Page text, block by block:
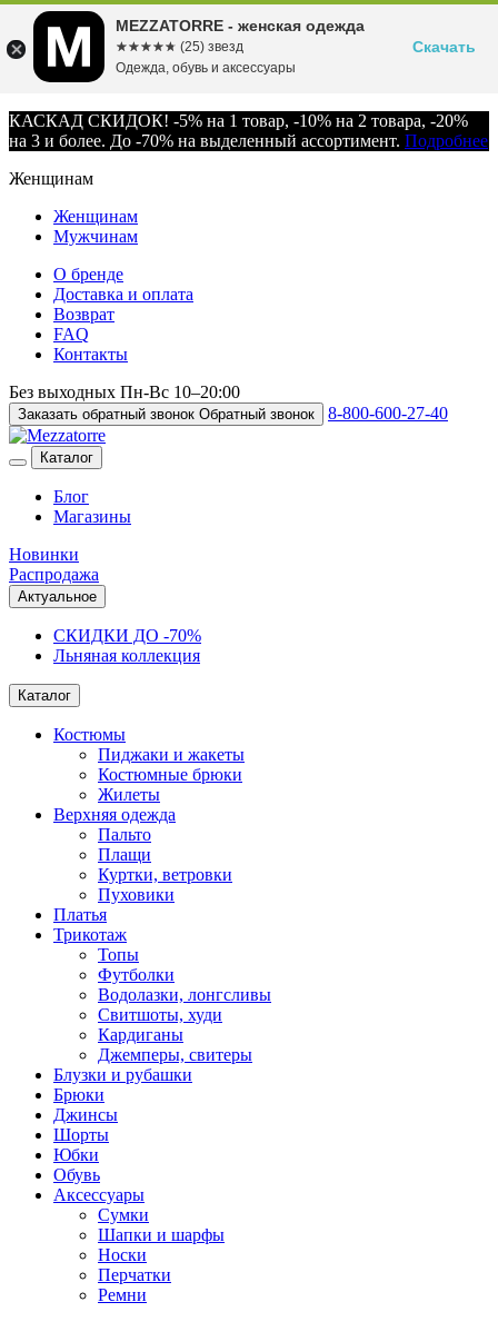
КАСКАД СКИДОК! -5% на 1 товар, -10% на 2 товара, -20%
на 3 и более. До -70% на выделенный ассортимент. Подробнее
Женщинам
Женщинам
Мужчинам
О бренде
Доставка и оплата
Возврат
FAQ
Контакты
Без выходных Пн-Вс 10–20:00
Заказать обратный звонок Обратный звонок 8-800-600-27-40
Каталог
Блог
Магазины
Новинки
Распродажа
Актуальное
СКИДКИ ДО -70%
Льняная коллекция
Каталог
Костюмы
Пиджаки и жакеты
Костюмные брюки
Жилеты
Верхняя одежда
Пальто
Плащи
Куртки, ветровки
Пуховики
Платья
Трикотаж
Топы
Футболки
Водолазки, лонгсливы
Свитшоты, худи
Кардиганы
Джемперы, свитеры
Блузки и рубашки
Брюки
Джинсы
Шорты
Юбки
Обувь
Аксессуары
Сумки
Шапки и шарфы
Носки
Перчатки
Ремни
MEZZATORRE - женская одежда
☆☆☆☆☆
★★★★★ (25) звезд
Одежда, обувь и аксессуары
Скачать